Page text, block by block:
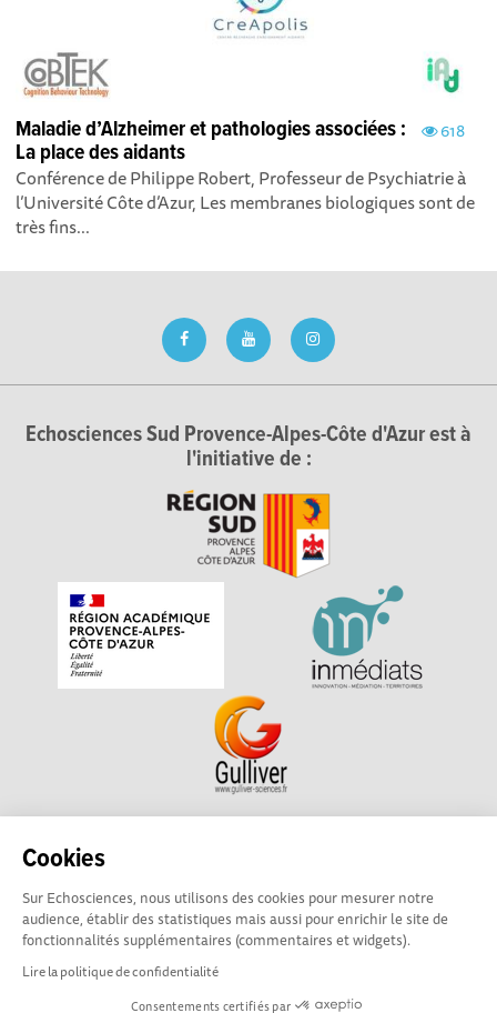
Cookies
Sur Echosciences, nous utilisons des cookies pour mesurer notre
audience, établir des statistiques mais aussi pour enrichir le site de
fonctionnalités supplémentaires (commentaires et widgets).
Lire la politique de confidentialité
Consentements certifiés par
618
Maladie d’Alzheimer et pathologies associées :
La place des aidants
Conférence de Philippe Robert, Professeur de Psychiatrie à
l’Université Côte d’Azur, ​Les membranes biologiques sont de
très fins...
Echosciences Sud Provence-Alpes-Côte d'Azur est à
l'initiative de :
Echosciences Sud Provence-Alpes-Côte d'Azur est à
académique pour la Recherche et l'Innovation Provence-
Alpes-Côte d'Azur. La plateforme est mise en oeuvre pour
vous parGulliver